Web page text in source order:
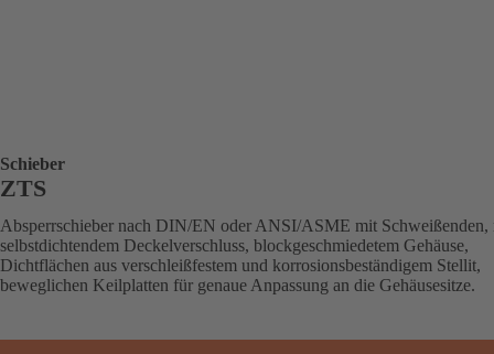
Schieber
ZTS
Absperrschieber nach DIN/EN oder ANSI/ASME mit Schweißenden,
selbstdichtendem Deckelverschluss, blockgeschmiedetem Gehäuse,
Dichtflächen aus verschleißfestem und korrosionsbeständigem Stellit,
beweglichen Keilplatten für genaue Anpassung an die Gehäusesitze.